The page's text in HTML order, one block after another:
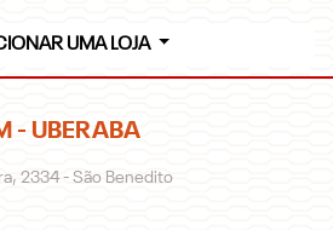
UMA LOJA
- UBERABA
2334 - São Benedito